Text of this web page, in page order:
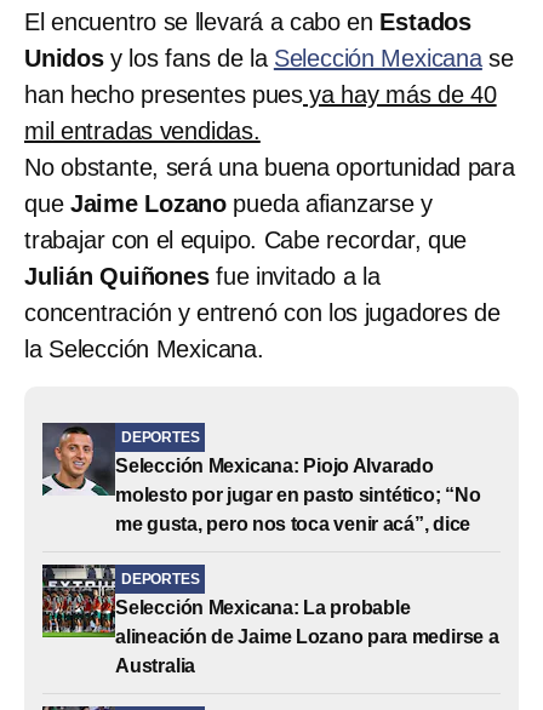
El encuentro se llevará a cabo en Estados
Unidosy los fans de la Selección Mexicanase
han hecho presentes pues ya hay más de 40
mil entradas vendidas.
No obstante, será una buena oportunidad para
que Jaime Lozano pueda afianzarse y
trabajar con el equipo. Cabe recordar, que
Julián Quiñonesfue invitado a la
concentración y entrenó con los jugadores de
la Selección Mexicana.
DEPORTES
Selección Mexicana: Piojo Alvarado
molesto por jugar en pasto sintético; “No
me gusta, pero nos toca venir acá”, dice
DEPORTES
Selección Mexicana: La probable
alineación de Jaime Lozano para medirse a
Australia